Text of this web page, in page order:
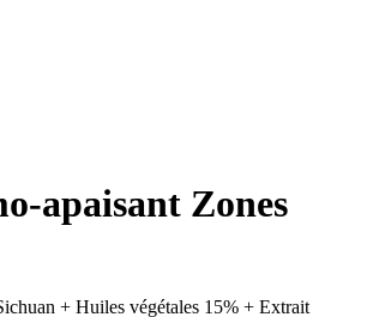
apaisant Zones
+ Huiles végétales 15% + Extrait